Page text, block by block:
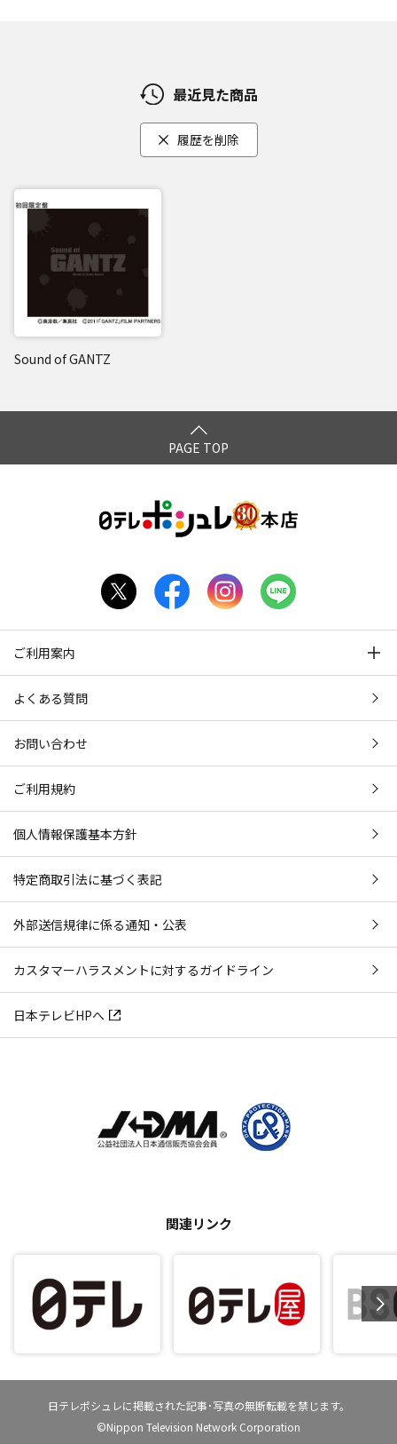
最近見た商品
履歴を削除
Sound of GANTZ
PAGE TOP
ご利用案内
よくある質問
お問い合わせ
ご利用規約
個人情報保護基本方針
特定商取引法に基づく表記
外部送信規律に係る通知・公表
カスタマーハラスメントに対するガイドライン
日本テレビHPへ
関連リンク
日テレポシュレに掲載された記事･写真の無断転載を禁じます。
©Nippon Television Network Corporation